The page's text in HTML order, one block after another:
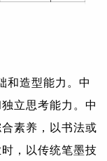
和造型能力。中
立思考能力。中
素养，以书法或
，以传统笔墨技